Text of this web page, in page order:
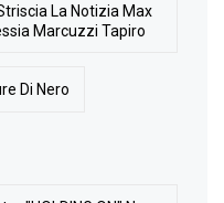
La Notizia Max
Marcuzzi Tapiro
Di Nero